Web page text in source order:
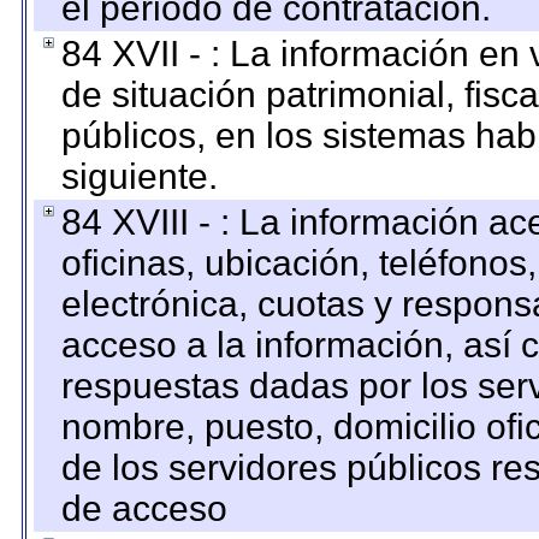
84 XVII - : La información
de situación patrimonial,
públicos, en los sistemas
siguiente.
84 XVIII - : La información
oficinas, ubicación,
electrónica, cuotas y
acceso a la información, así
respuestas dadas por los
nombre, puesto, domicilio
de los servidores públicos
de acceso